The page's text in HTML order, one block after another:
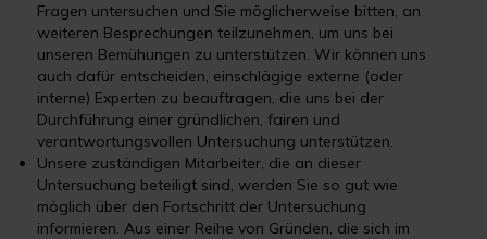
Fragen untersuchen und Sie möglicherweise bitten, an
weiteren Besprechungen teilzunehmen, um uns bei
unseren Bemühungen zu unterstützen. Wir können uns
auch dafür entscheiden, einschlägige externe (oder
interne) Experten zu beauftragen, die uns bei der
Durchführung einer gründlichen, fairen und
verantwortungsvollen Untersuchung unterstützen.
Unsere zuständigen Mitarbeiter, die an dieser
Untersuchung beteiligt sind, werden Sie so gut wie
möglich über den Fortschritt der Untersuchung
informieren. Aus einer Reihe von Gründen, die sich im